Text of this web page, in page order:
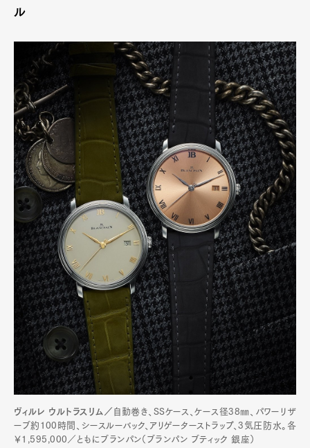
ル
ヴィルレ ウルトラスリム／ 自動巻き、SSケース、ケース径38㎜、パワーリザ
ーブ約100時間、シースルーバック、アリゲーターストラップ、3気圧防水。各
￥1,595,000／ともにブランパン（ブランパン ブティック 銀座）